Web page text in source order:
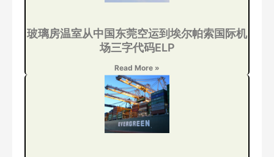
玻璃房温室从中国东莞空运到埃尔帕索国际机
场三字代码ELP
Read More »